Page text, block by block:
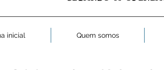
inicial Quem somos